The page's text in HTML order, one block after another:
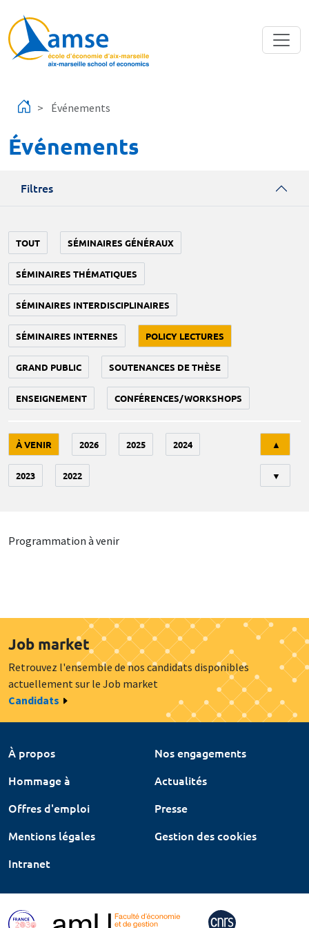
Événements
Événements
Filtres
TOUT SÉMINAIRES GÉNÉRAUX
SÉMINAIRES THÉMATIQUES
SÉMINAIRES INTERDISCIPLINAIRES
SÉMINAIRES INTERNES POLICY LECTURES
GRAND PUBLIC SOUTENANCES DE THÈSE
ENSEIGNEMENT CONFÉRENCES/WORKSHOPS
À VENIR 2026 2025 2024
2023 2022
▲
▼
Programmation à venir
Job market
Retrouvez l'ensemble de nos candidats disponibles
actuellement sur le Job market
Candidats
À propos
Nos engagements
Hommage à
Actualités
Offres d'emploi
Presse
Mentions légales
Gestion des cookies
Intranet